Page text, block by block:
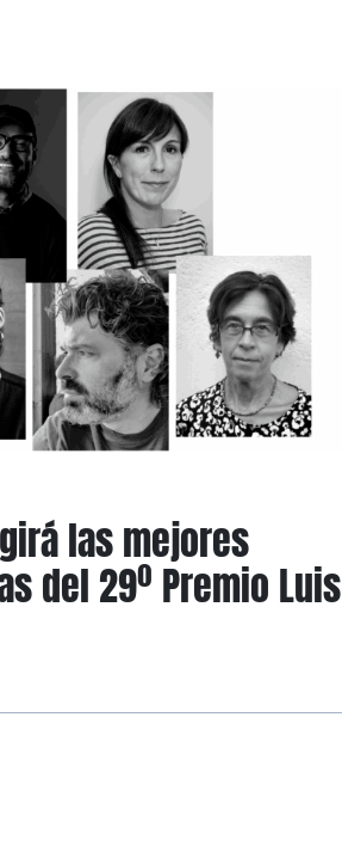
las mejores
del 29º Premio Luis